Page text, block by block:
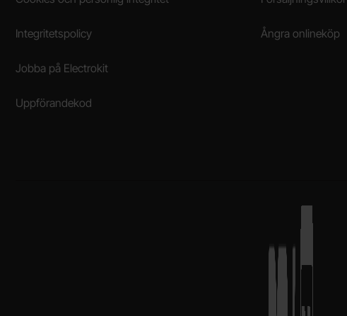
Integritetspolicy
Jobba på Electrokit
Uppförandekod
Ångra onlineköp